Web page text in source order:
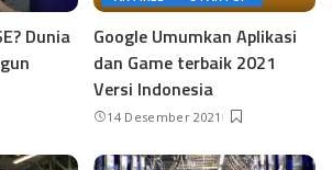
Dunia
Google Umumkan Aplikasi
dan Game terbaik 2021
Versi Indonesia
14 Desember 2021